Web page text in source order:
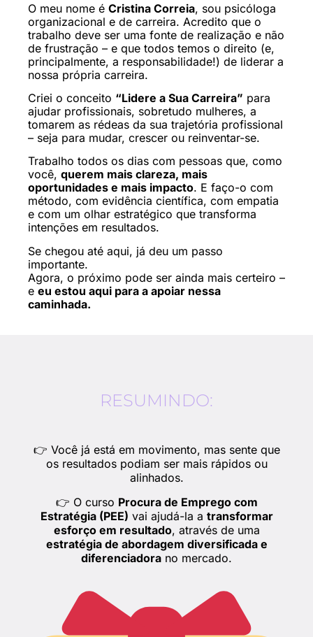
O meu nome é Cristina Correia, sou psicóloga
organizacional e de carreira. Acredito que o
trabalho deve ser uma fonte de realização e não
de frustração – e que todos temos o direito (e,
principalmente, a responsabilidade!) de liderar a
nossa própria carreira.
Criei o conceito “Lidere a Sua Carreira” para
ajudar profissionais, sobretudo mulheres, a
tomarem as rédeas da sua trajetória profissional
– seja para mudar, crescer ou reinventar-se.
Trabalho todos os dias com pessoas que, como
você, querem mais clareza, mais
oportunidades e mais impacto. E faço-o com
método, com evidência científica, com empatia
e com um olhar estratégico que transforma
intenções em resultados.
Se chegou até aqui, já deu um passo
importante.
Agora, o próximo pode ser ainda mais certeiro –
e eu estou aqui para a apoiar nessa
caminhada.
RESUMINDO:
👉 Você já está em movimento, mas sente que
os resultados podiam ser mais rápidos ou
alinhados.
👉 O curso Procura de Emprego com
Estratégia (PEE) vai ajudá-la a transformar
esforço em resultado, através de uma
estratégia de abordagem diversificada e
diferenciadora no mercado.